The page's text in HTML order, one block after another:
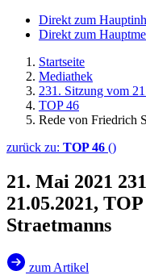
Direkt zum
Direkt zum
Startseite
Mediathek
231. Sitzung vom
TOP 46
Rede von Friedrich
zurück zu: TOP 46 ()
21. Mai 2021
21.05.2021,
Straetmanns
zum Artikel